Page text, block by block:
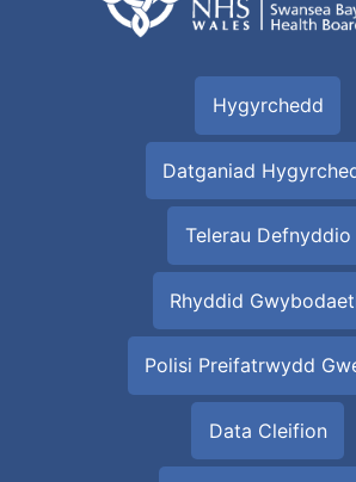
Hygyrchedd
Datganiad
Telerau Defnyddio
Rhyddid
Polisi Preifatrwydd
Data Cleifion